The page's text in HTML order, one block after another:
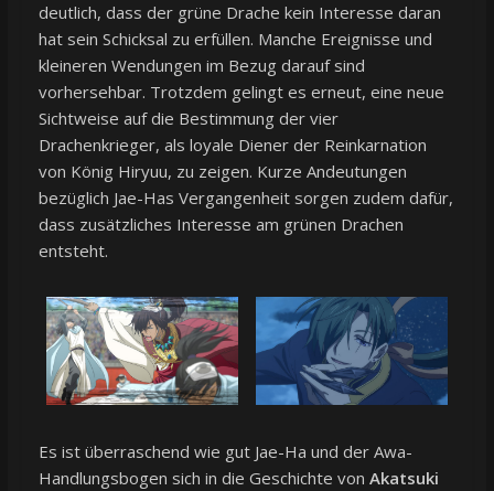
deutlich, dass der grüne Drache kein Interesse daran
hat sein Schicksal zu erfüllen. Manche Ereignisse und
kleineren Wendungen im Bezug darauf sind
vorhersehbar. Trotzdem gelingt es erneut, eine neue
Sichtweise auf die Bestimmung der vier
Drachenkrieger, als loyale Diener der Reinkarnation
von König Hiryuu, zu zeigen. Kurze Andeutungen
bezüglich Jae-Has Vergangenheit sorgen zudem dafür,
dass zusätzliches Interesse am grünen Drachen
entsteht.
Es ist überraschend wie gut Jae-Ha und der Awa-
Handlungsbogen sich in die Geschichte von Akatsuki